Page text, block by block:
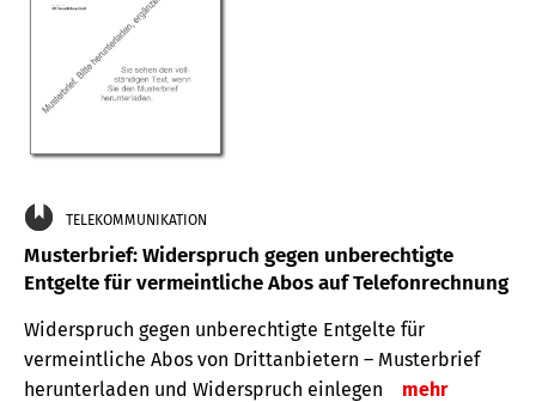
TELEKOMMUNIKATION
Musterbrief: Widerspruch gegen unberechtigte
Entgelte für vermeintliche Abos auf Telefonrechnung
Widerspruch gegen unberechtigte Entgelte für
vermeintliche Abos von Drittanbietern – Musterbrief
herunterladen und Widerspruch einlegen
mehr